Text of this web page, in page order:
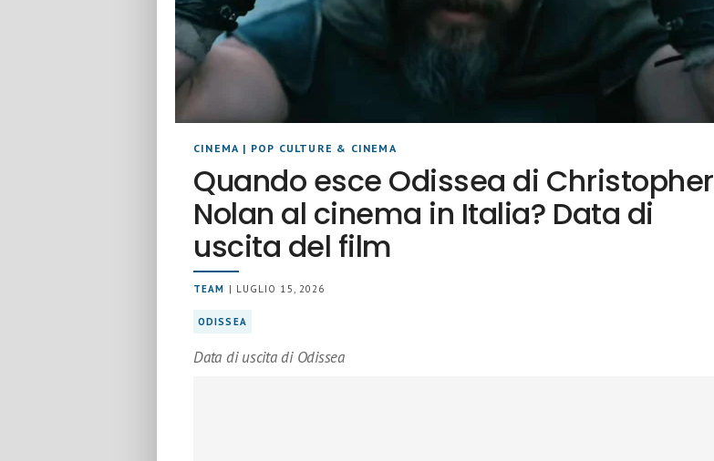
CINEMA | POP CULTURE & CINEMA
Quando esce Odissea di Christopher
Nolan al cinema in Italia? Data di
uscita del film
TEAM | LUGLIO 15, 2026
ODISSEA
Data di uscita di Odissea